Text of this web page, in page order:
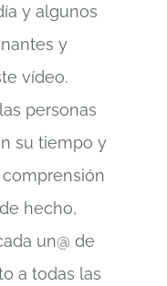
y algunos
y
vídeo.
personas
su tiempo y
hecho,
un@ de
a todas las